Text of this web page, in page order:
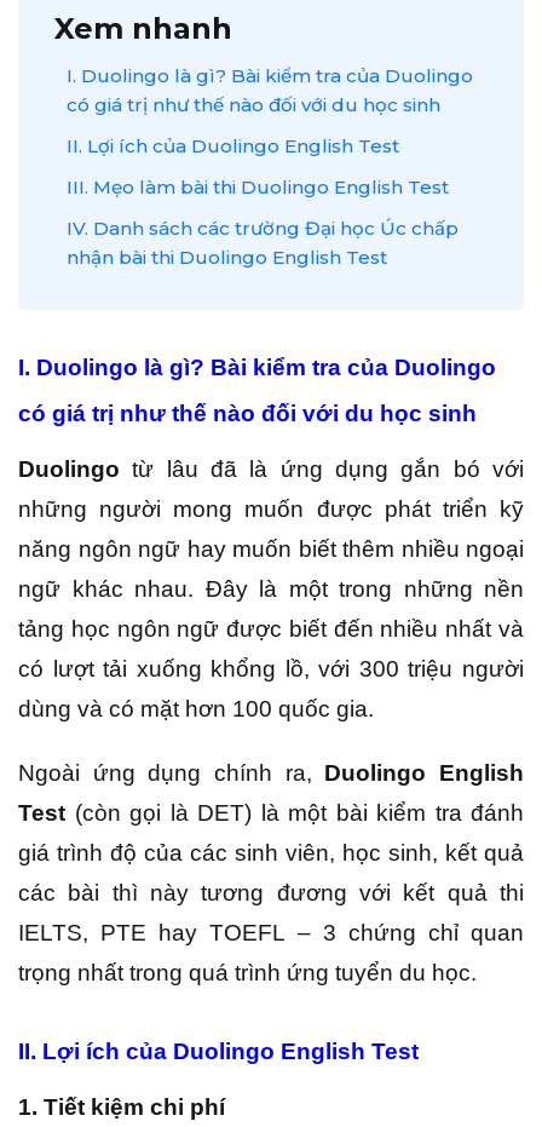
Xem nhanh
I. Duolingo là gì? Bài kiểm tra của Duolingo
có giá trị như thế nào đối với du học sinh
II. Lợi ích của Duolingo English Test
III. Mẹo làm bài thi Duolingo English Test
IV. Danh sách các trường Đại học Úc chấp
nhận bài thi Duolingo English Test
I. Duolingo là gì? Bài kiểm tra của Duolingo
có giá trị như thế nào đối với du học sinh
Duolingo từ lâu đã là ứng dụng gắn bó với
những người mong muốn được phát triển kỹ
năng ngôn ngữ hay muốn biết thêm nhiều ngoại
ngữ khác nhau. Đây là một trong những nền
tảng học ngôn ngữ được biết đến nhiều nhất và
có lượt tải xuống khổng lồ, với 300 triệu người
dùng và có mặt hơn 100 quốc gia.
Ngoài ứng dụng chính ra, Duolingo English
Test (còn gọi là DET) là một bài kiểm tra đánh
giá trình độ của các sinh viên, học sinh, kết quả
các bài thì này tương đương với kết quả thi
IELTS, PTE hay TOEFL – 3 chứng chỉ quan
trọng nhất trong quá trình ứng tuyển du học.
II. Lợi ích của Duolingo English Test
1. Tiết kiệm chi phí